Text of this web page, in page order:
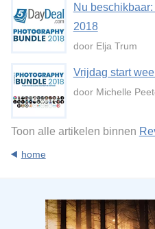
Nu
2018
door Elja Trum
Vrijdag start
door Michelle
Toon alle artikelen binnen
home